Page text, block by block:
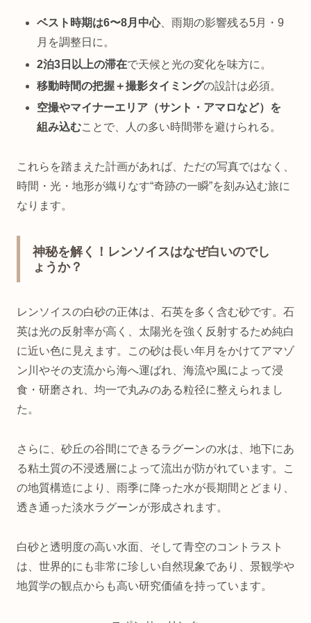
ベスト時期は6〜8月中心、雨期の影響残る5月・9
月を調整日に。
2泊3日以上の滞在で天候と光の変化を味方に。
移動時間の把握＋撮影タイミングの設計は必須。
空撮やマイナーエリア（サント・アマロなど）を
組み込むことで、人の多い時間帯を避けられる。
これらを踏まえた計画があれば、ただの写真ではなく、
時間・光・地形が織りなす“奇跡の一瞬”を刻み込む旅に
なります。
神秘を解く！レンソイスはなぜ白いのでし
ょうか？
レンソイスの白砂の正体は、石英を多く含む砂です。石
英は光の反射率が高く、太陽光を強く反射するため純白
に近い色に見えます。この砂は長い年月をかけてアマゾ
ン川やその支流から海へ運ばれ、海流や風によって浸
食・研磨され、均一で丸みのある粒径に整えられまし
た。
さらに、砂丘の谷間にできるラグーンの水は、地下にあ
る粘土質の不浸透層によって流出が防がれています。こ
の地質構造により、雨季に降った水が長期間とどまり、
透き通った淡水ラグーンが形成されます。
白砂と透明度の高い水面、そして青空のコントラスト
は、世界的にも非常に珍しい自然現象であり、景観学や
地質学の観点からも高い研究価値を持っています。